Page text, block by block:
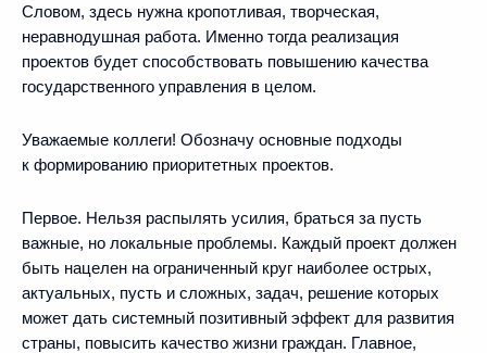
Словом, здесь нужна кропотливая, творческая,
неравнодушная работа. Именно тогда реализация
проектов будет способствовать повышению качества
государственного управления в целом.
Уважаемые коллеги! Обозначу основные подходы
к формированию приоритетных проектов.
Первое. Нельзя распылять усилия, браться за пусть
важные, но локальные проблемы. Каждый проект должен
быть нацелен на ограниченный круг наиболее острых,
актуальных, пусть и сложных, задач, решение которых
может дать системный позитивный эффект для развития
страны, повысить качество жизни граждан. Главное,